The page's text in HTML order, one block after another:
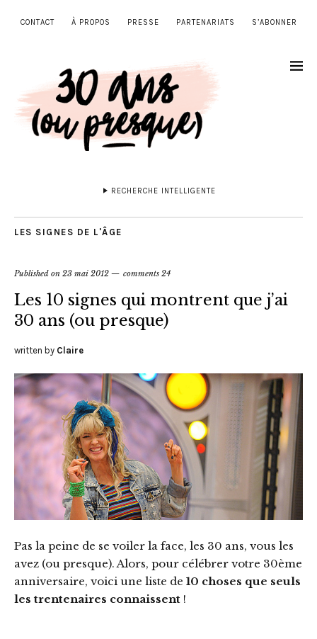
CONTACT À PROPOS PRESSE PARTENARIATS S’ABONNER
RECHERCHE INTELLIGENTE
LES SIGNES DE L'ÂGE
Published on 23 mai 2012 comments 24
Les 10 signes qui montrent que j’ai
30 ans (ou presque)
written by Claire
Pas la peine de se voiler la face, les 30 ans, vous les
avez (ou presque). Alors, pour célébrer votre 30ème
anniversaire, voici une liste de 10 choses que seuls
les trentenaires connaissent !